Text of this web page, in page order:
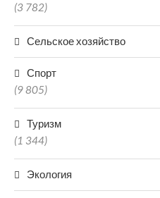
(3 782)
Сельское хозяйство
Спорт
(9 805)
Туризм
(1 344)
Экология